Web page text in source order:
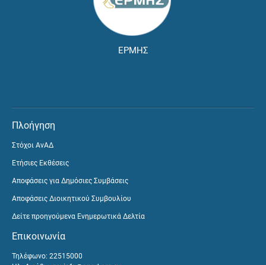
ΕΡΜΗΣ
Πλοήγηση
Στόχοι ΑνΑΔ
Ετήσιες Εκθέσεις
Αποφάσεις για Δημόσιες Συμβάσεις
Αποφάσεις Διοικητικού Συμβουλίου
Δείτε προηγούμενα Ενημερωτικά Δελτία
Επικοινωνία
Τηλέφωνο: 22515000